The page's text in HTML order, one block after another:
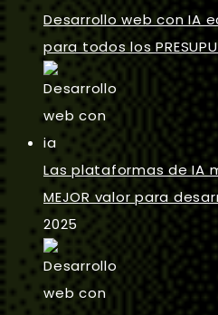
Desarrollo web con IA
para todos los
Las plataformas de IA
MEJOR valor para
2025